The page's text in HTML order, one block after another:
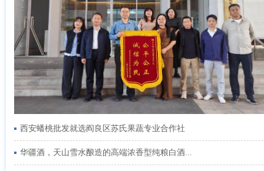
西安蟠桃批发就选阎良区苏氏果蔬专业合作社
华疆酒，天山雪水酿造的高端浓香型纯粮白酒...